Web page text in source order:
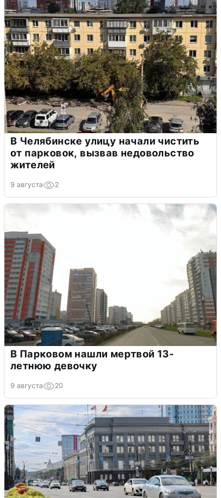
В Челябинске улицу начали чистить
от парковок, вызвав недовольство
жителей
9 августа 2
В Парковом нашли мертвой 13-
летнюю девочку
9 августа 20